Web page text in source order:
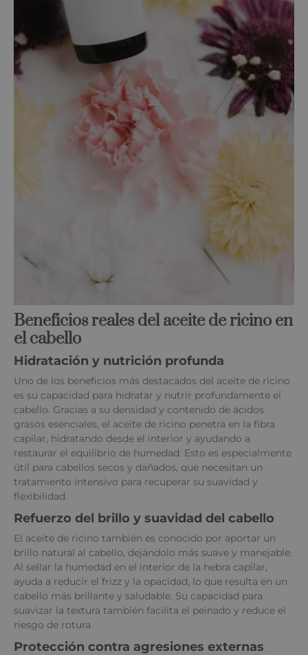
Beneficios reales del aceite de ricino en
el cabello
Hidratación y nutrición profunda
Uno de los beneficios más destacados del aceite de ricino
es su capacidad para hidratar y nutrir profundamente el
cabello. Gracias a su densidad y contenido de ácidos
grasos esenciales, el aceite de ricino penetra en la fibra
capilar, hidratando desde el interior y ayudando a
restaurar el equilibrio de humedad. Esto es especialmente
útil para cabellos secos y dañados, que necesitan un
tratamiento intensivo para recuperar su suavidad y
flexibilidad.
Refuerzo del brillo y suavidad del cabello
El aceite de ricino también es conocido por aportar un
brillo natural al cabello, dejándolo más suave y manejable.
Al sellar la humedad en el interior de la hebra capilar,
ayuda a reducir el frizz y la opacidad, lo que resulta en un
cabello más brillante y saludable. Su capacidad para
suavizar la textura también facilita el peinado y reduce el
riesgo de rotura.
Protección contra agresiones externas